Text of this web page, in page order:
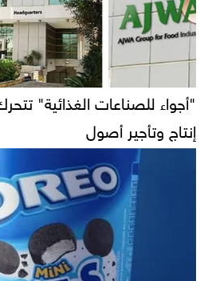
"أجواء للصناعات الغذائية"
إنتاج وتأجير أصول